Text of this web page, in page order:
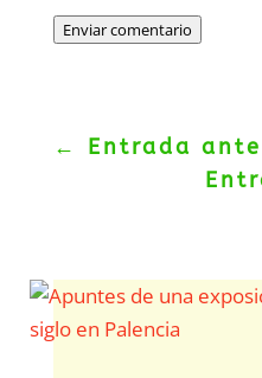
Enviar comentario
← Entrada